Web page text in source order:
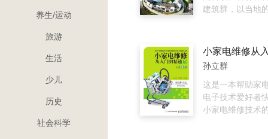
养生/运动
旅游
生活
少儿
历史
社会科学
建筑群，以当地
读，旨在让大家
筑的了解，更能
的风土人情、人
建筑背后所蕴含
孙立群
这是一本帮助家
电子技术爱好者
小家电维修技术